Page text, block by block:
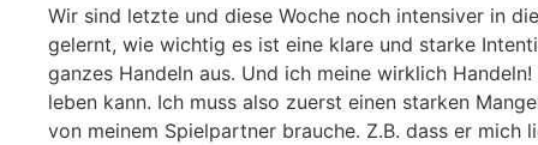
Wir sind letzte und diese Woche noch intensiver in
gelernt, wie wichtig es ist eine klare und starke
ganzes Handeln aus. Und ich meine wirklich
leben kann. Ich muss also zuerst einen starken
von meinem Spielpartner brauche. Z.B. dass er